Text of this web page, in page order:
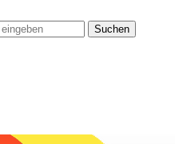
Suchen